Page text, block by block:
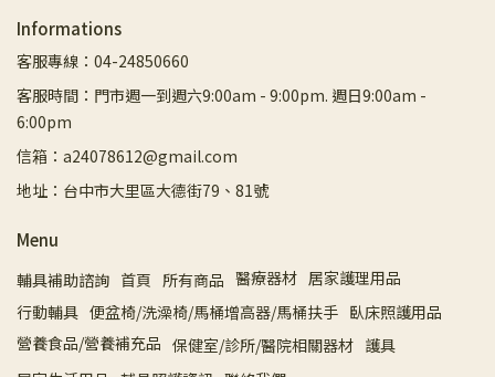
Informations
客服專線：04-24850660
客服時間：門市週一到週六9:00am - 9:00pm. 週日9:00am -
6:00pm
信箱：a24078612@gmail.com
地址：台中市大里區大德街79、81號
Menu
輔具補助諮詢 首頁 所有商品 醫療器材 居家護理用品
行動輔具 便盆椅/洗澡椅/馬桶增高器/馬桶扶手 臥床照護用品
營養食品/營養補充品 保健室/診所/醫院相關器材 護具